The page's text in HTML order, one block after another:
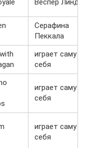
Веспер Линд
Серафина
Пеккала
играет саму
себя
играет саму
себя
играет саму
себя